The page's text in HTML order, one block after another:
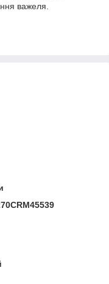
важеля.